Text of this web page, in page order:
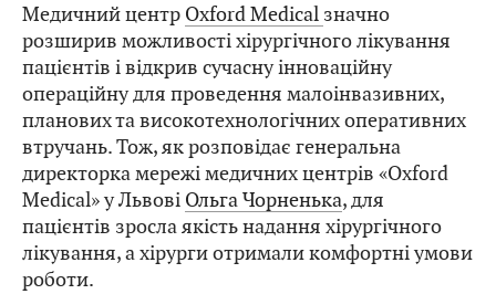
Медичний центр Oxford Medical значно
розширив можливості хірургічного лікування
пацієнтів і відкрив сучасну інноваційну
операційну для проведення малоінвазивних,
планових та високотехнологічних оперативних
втручань. Тож, як розповідає генеральна
директорка мережі медичних центрів «Oxford
Medical» у Львові Ольга Чорненька, для
пацієнтів зросла якість надання хірургічного
лікування, а хірурги отримали комфортні умови
роботи.